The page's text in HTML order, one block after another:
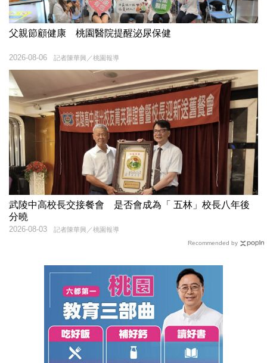
父親節顧健康 桃園醫院提醒泌尿保健
記者陳華興／桃園報導
2026-08-06
武陵中高校長交接餐會 是否會成為「 五林」校長八年後
分曉
記者陳華興／桃園報導
2026-08-03
Recommended by